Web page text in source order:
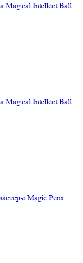
Magical Intellect Ball
Magical Intellect Ball
Magic Pens